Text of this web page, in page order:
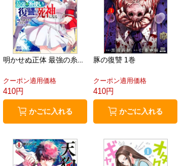
明かせぬ正体 最強の糸...
クーポン適用価格
410円
かごに入れる
豚の復讐 1巻
クーポン適用価格
410円
かごに入れる